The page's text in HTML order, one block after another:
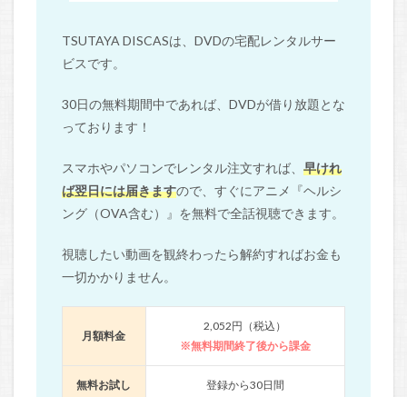
TSUTAYA DISCASは、DVDの宅配レンタルサー
ビスです。
30日の無料期間中であれば、DVDが借り放題とな
っております！
スマホやパソコンでレンタル注文すれば、 早けれ
ば翌日には届きますので、すぐにアニメ『ヘルシ
ング（OVA含む）』を無料で全話視聴できます。
視聴したい動画を観終わったら解約すればお金も
一切かかりません。
月額料金
2,052円（税込）
※無料期間終了後から課金
無料お試し
登録から30日間